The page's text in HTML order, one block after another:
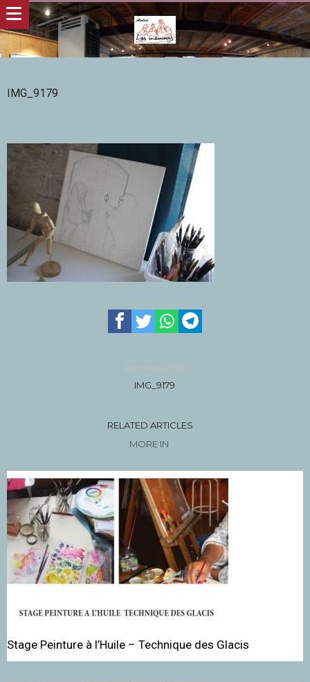
IMG_9179
Previous article
IMG_9179
RELATED ARTICLES
MORE IN
Stage Peinture à l’Huile – Technique des Glacis